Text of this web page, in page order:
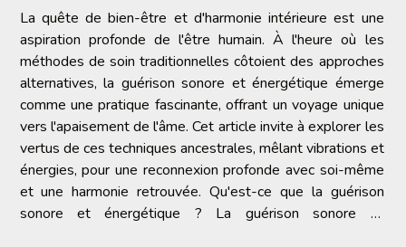
La quête de bien-être et d'harmonie intérieure est une
aspiration profonde de l'être humain. À l'heure où les
méthodes de soin traditionnelles côtoient des approches
alternatives, la guérison sonore et énergétique émerge
comme une pratique fascinante, offrant un voyage unique
vers l'apaisement de l'âme. Cet article invite à explorer les
vertus de ces techniques ancestrales, mêlant vibrations et
énergies, pour une reconnexion profonde avec soi-même
et une harmonie retrouvée. Qu'est-ce que la guérison
sonore et énergétique ? La guérison sonore et